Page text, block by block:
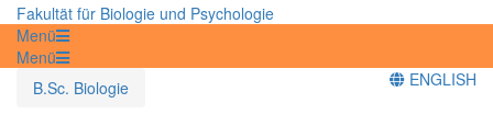
Fakultät für Biologie und Psychologie
Menü
Menü
B.Sc. Biologie
ENGLISH